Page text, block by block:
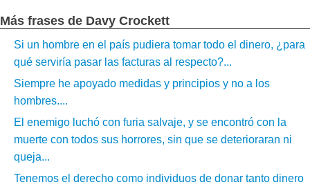
Más frases de Davy Crockett
Si un hombre en el país pudiera tomar todo el dinero, ¿para
qué serviría pasar las facturas al respecto?...
Siempre he apoyado medidas y principios y no a los
hombres....
El enemigo luchó con furia salvaje, y se encontró con la
muerte con todos sus horrores, sin que se deterioraran ni
queja...
Tenemos el derecho como individuos de donar tanto dinero